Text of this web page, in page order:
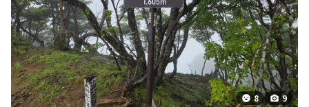
8
9